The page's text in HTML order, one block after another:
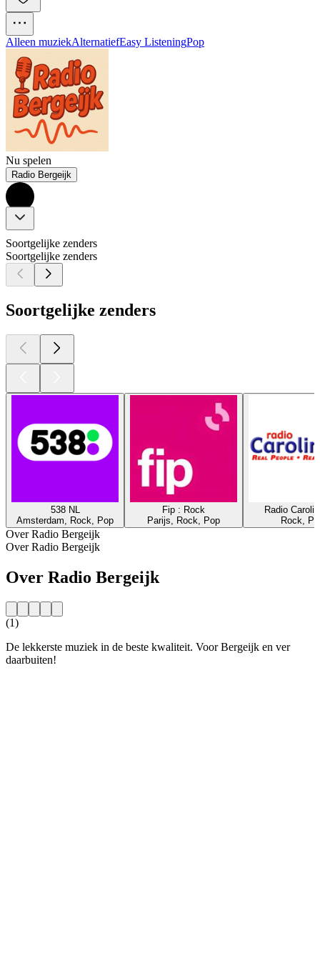
Alleen muziekAlternatiefEasy ListeningPop
Nu spelen
Radio Bergeijk
Soortgelijke zenders
Soortgelijke zenders
Soortgelijke zenders
538 NL
Amsterdam, Rock, Pop
Fip : Rock
Parijs, Rock, Pop
Radio
Rock,
Over Radio Bergeijk
Over Radio Bergeijk
Over Radio Bergeijk
(1)
De lekkerste muziek in de beste kwaliteit. Voor Bergeijk en ver
daarbuiten!